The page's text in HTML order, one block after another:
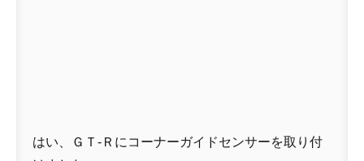
はい、ＧＴ-Ｒにコーナーガイドセンサーを取り付